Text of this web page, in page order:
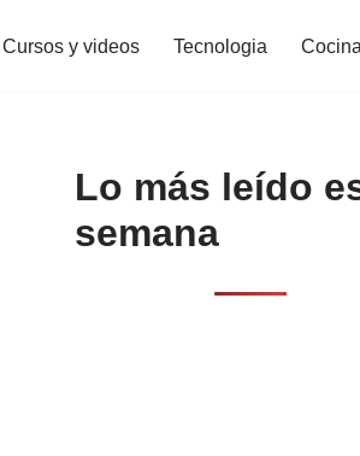
Cursos y videos Tecnologia Cocina
Lo más leído
semana